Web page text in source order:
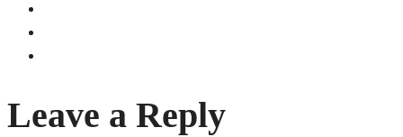
Leave a Reply